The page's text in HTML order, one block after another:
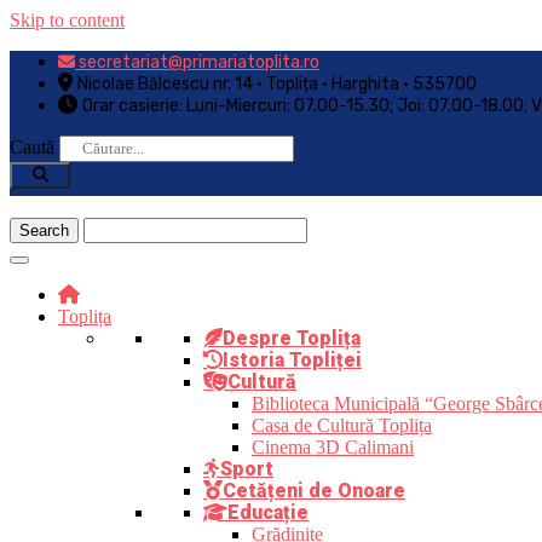
Skip to content
secretariat@primariatoplita.ro
Nicolae Bălcescu nr. 14 • Toplița • Harghita • 535700
Orar casierie: Luni-Miercuri: 07.00-15.30; Joi: 07.00-18.00;
Caută
Toplița
Despre Toplița
Istoria Topliței
Cultură
Biblioteca Municipală “George
Casa de Cultură Toplița
Cinema 3D Calimani
Sport
Cetățeni de Onoare
Educație
Grădinițe